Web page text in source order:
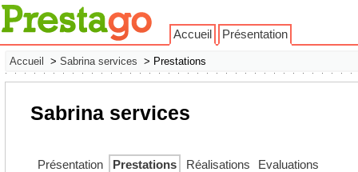
Accueil Présentation
Accueil > Sabrina services > Prestations
Sabrina services
Présentation Prestations Réalisations Evaluations